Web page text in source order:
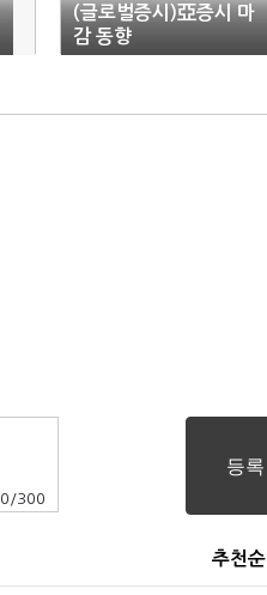
(글로벌증시)亞증시 마
감 동향
0 /300
추천순